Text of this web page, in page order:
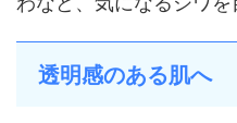
透明感のある肌へ